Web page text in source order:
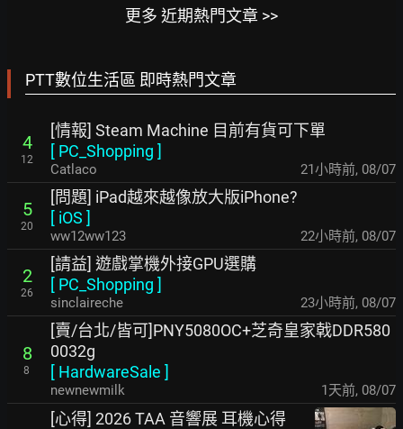
更多 近期熱門文章 >>
PTT數位生活區 即時熱門文章
4
12
[情報] Steam Machine 目前有貨可下單
[ PC_Shopping ]
Catlaco 21小時前, 08/07
5
20
[問題] iPad越來越像放大版iPhone?
[ iOS ]
ww12ww123 22小時前, 08/07
2
26
[請益] 遊戲掌機外接GPU選購
[ PC_Shopping ]
sinclaireche 23小時前, 08/07
8
8
[賣/台北/皆可]PNY5080OC+芝奇皇家戟DDR580
0032g
[ HardwareSale ]
newnewmilk 1天前, 08/07
[心得] 2026 TAA 音響展 耳機心得